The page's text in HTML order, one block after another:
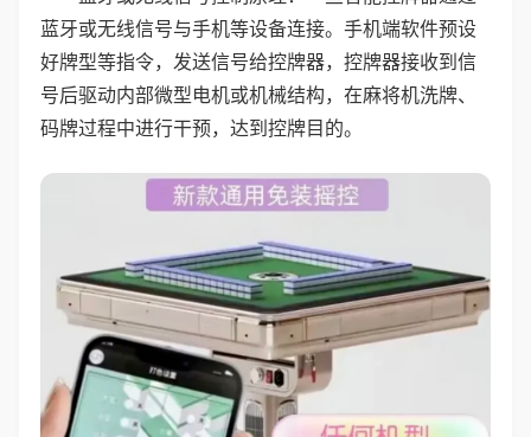
蓝牙或无线信号与手机等设备连接。手机端软件预设
好牌型等指令，发送信号给控牌器，控牌器接收到信
号后驱动内部微型电机或机械结构，在麻将机洗牌、
码牌过程中进行干预，达到控牌目的。